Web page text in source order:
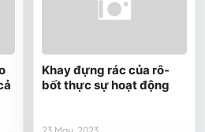
Khay đựng rác của rô-
bốt thực sự hoạt động